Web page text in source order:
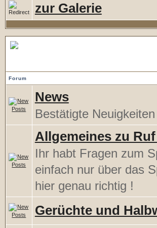
zur Galerie
Forum
News
Bestätigte
Allgemeines zu
Ihr habt Fragen zum
einfach nur über das
hier genau richtig !
Gerüchte und